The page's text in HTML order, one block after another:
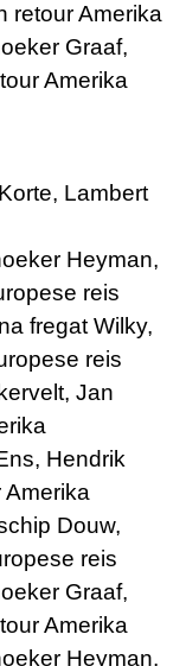
retour Amerika
Graaf,
Amerika
Lambert
Heyman,
reis
fregat Wilky,
reis
Jan
Hendrik
Douw,
reis
Graaf,
Amerika
Heyman,